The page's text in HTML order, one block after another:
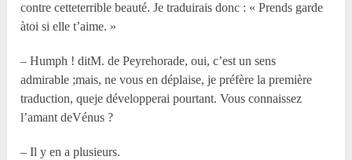
contre cetteterrible beauté. Je traduirais donc : « Prends garde
àtoi si elle t’aime. »
– Humph ! ditM. de Peyrehorade, oui, c’est un sens
admirable ;mais, ne vous en déplaise, je préfère la première
traduction, queje développerai pourtant. Vous connaissez
l’amant deVénus ?
– Il y en a plusieurs.